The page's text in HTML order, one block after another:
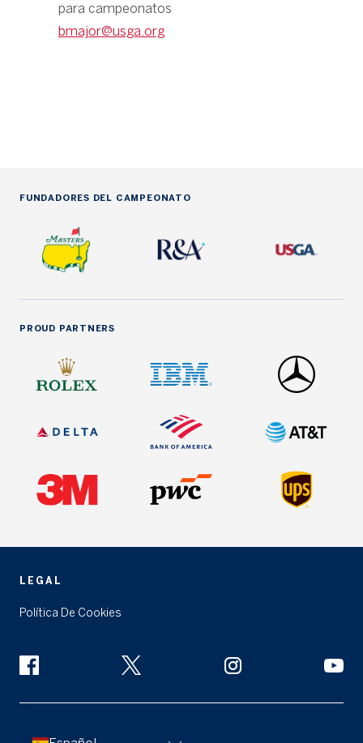
para campeonatos
bmajor@usga.org
FUNDADORES DEL CAMPEONATO
PROUD PARTNERS
LEGAL
Política De Cookies